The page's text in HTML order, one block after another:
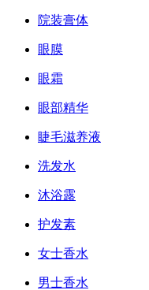
院装膏体
眼膜
眼霜
眼部精华
睫毛滋养液
洗发水
沐浴露
护发素
女士香水
男士香水